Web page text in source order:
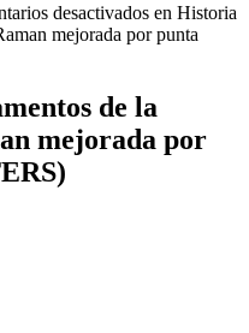
desactivados en Historia
mejorada por punta
de la
mejorada por